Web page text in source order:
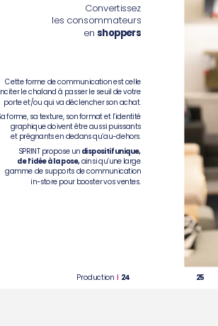
24
Production
Convertissez
les consommateurs
en shoppers
Cetteforme decommunicationestcelle
lechaland à passer le seuil devotre
porteet/ou qui va déclencher son achat.
forme, sa texture, sonformatet l’identité
graphiquedoiventêtreaussi puissants
et prégnantsen dedansqu’au-dehors.
SPRINT propose un dispositif unique,
de l’idéeàlapose,ainsiqu’une large
gamme de supports decommunication
in-store pour boostervosventes.
25